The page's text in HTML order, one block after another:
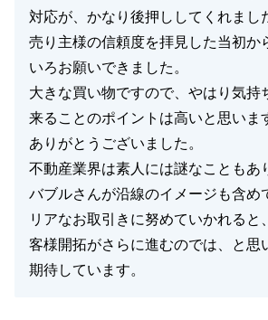
対応が、かなり後押ししてくれまし
売り主様の信頼度を拝見した当初か
いろお願いできました。
大きな買い物ですので、やはり気持
来ることのポイントは高いと思いま
ありがとうございました。
不動産業界は素人には謎なこともあ
バブルさんが沿線のイメージも含め
リアなお取引きに努めていかれると
客様開拓がさらに進むのでは、と思
期待しています。